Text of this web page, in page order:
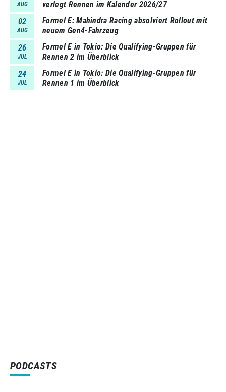
AUG
verlegt Rennen im Kalender 2026/27
02
AUG
Formel E: Mahindra Racing absolviert Rollout mit
neuem Gen4-Fahrzeug
26
JUL
Formel E in Tokio: Die Qualifying-Gruppen für
Rennen 2 im Überblick
24
JUL
Formel E in Tokio: Die Qualifying-Gruppen für
Rennen 1 im Überblick
PODCASTS